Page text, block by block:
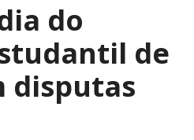
do
de
disputas